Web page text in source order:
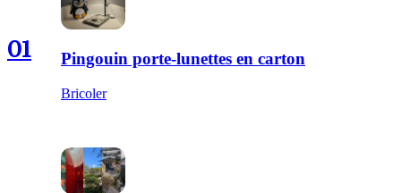
01 Pingouin porte-lunettes en carton
Bricoler